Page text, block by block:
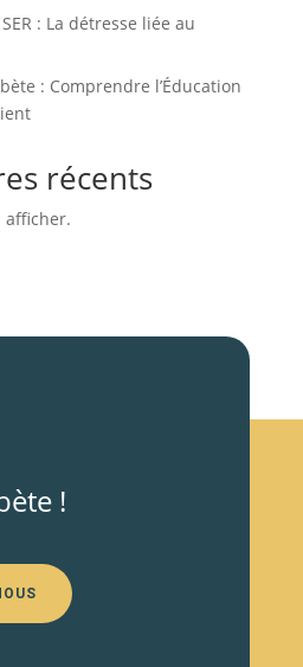
: La détresse liée au
: Comprendre l’Éducation
récents
afficher.
!